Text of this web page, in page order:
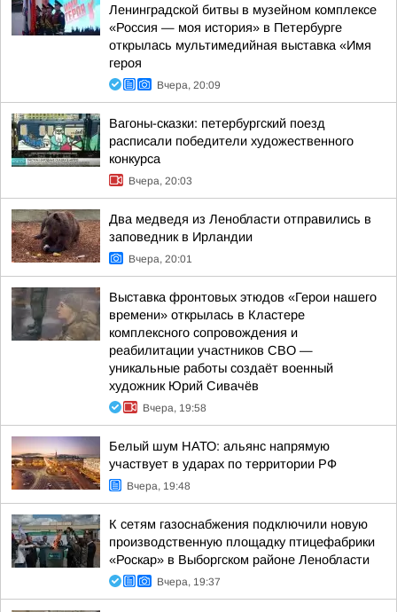
Ленинградской битвы в музейном комплексе
«Россия — моя история» в Петербурге
открылась мультимедийная выставка «Имя
героя
Вчера, 20:09
Вагоны-сказки: петербургский поезд
расписали победители художественного
конкурса
Вчера, 20:03
Два медведя из Ленобласти отправились в
заповедник в Ирландии
Вчера, 20:01
Выставка фронтовых этюдов «Герои нашего
времени» открылась в Кластере
комплексного сопровождения и
реабилитации участников СВО —
уникальные работы создаёт военный
художник Юрий Сивачёв
Вчера, 19:58
Белый шум НАТО: альянс напрямую
участвует в ударах по территории РФ
Вчера, 19:48
К сетям газоснабжения подключили новую
производственную площадку птицефабрики
«Роскар» в Выборгском районе Ленобласти
Вчера, 19:37